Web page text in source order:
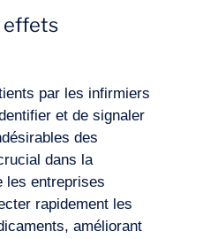
effets
par les infirmiers
et de signaler
des
dans la
les entreprises
rapidement les
améliorant